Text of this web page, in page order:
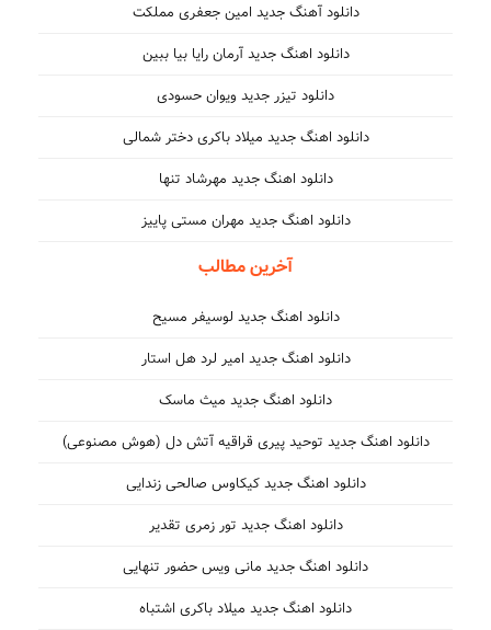
دانلود آهنگ جدید امین جعفری مملکت
دانلود اهنگ جدید آرمان رایا بیا ببین
دانلود تیزر جدید ویوان حسودی
دانلود اهنگ جدید میلاد باکری دختر شمالی
دانلود اهنگ جدید مهرشاد تنها
دانلود اهنگ جدید مهران مستی پاییز
آخرین مطالب
دانلود اهنگ جدید لوسیفر مسیح
دانلود اهنگ جدید امیر لرد هل استار
دانلود اهنگ جدید میث ماسک
دانلود اهنگ جدید توحید پیری قراقیه آتش دل (هوش مصنوعی)
دانلود اهنگ جدید کیکاوس صالحی زندایی
دانلود اهنگ جدید تور زمری تقدیر
دانلود اهنگ جدید مانی ویس حضور تنهایی
دانلود اهنگ جدید میلاد باکری اشتباه